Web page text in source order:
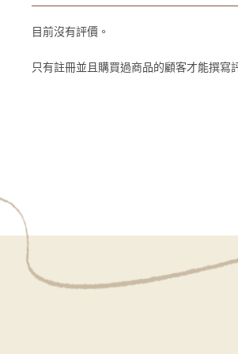
目前沒有評價。
只有註冊並且購買過商品的顧客才能撰寫